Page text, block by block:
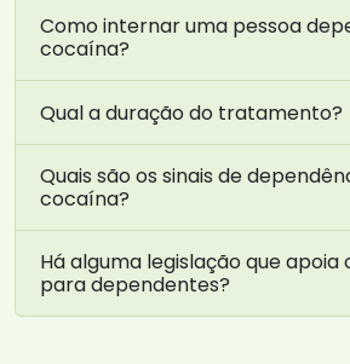
Como internar uma pessoa
cocaína?
Qual a duração do tratamento?
Quais são os sinais de
cocaína?
Há alguma legislação que
para dependentes?